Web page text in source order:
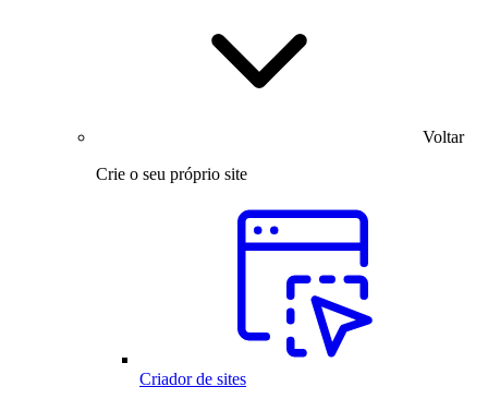
Voltar
Crie o seu próprio site
Criador de sites